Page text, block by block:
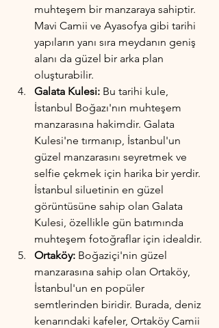
muhteşem bir manzaraya sahiptir.
Mavi Camii ve Ayasofya gibi tarihi
yapıların yanı sıra meydanın geniş
alanı da güzel bir arka plan
oluşturabilir.
Galata Kulesi: Bu tarihi kule,
İstanbul Boğazı'nın muhteşem
manzarasına hakimdir. Galata
Kulesi'ne tırmanıp, İstanbul'un
güzel manzarasını seyretmek ve
selfie çekmek için harika bir yerdir.
İstanbul siluetinin en güzel
görüntüsüne sahip olan Galata
Kulesi, özellikle gün batımında
muhteşem fotoğraflar için idealdir.
Ortaköy: Boğaziçi'nin güzel
manzarasına sahip olan Ortaköy,
İstanbul'un en popüler
semtlerinden biridir. Burada, deniz
kenarındaki kafeler, Ortaköy Camii